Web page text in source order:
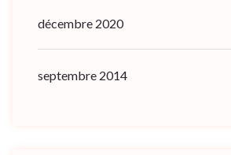
décembre 2020
septembre 2014